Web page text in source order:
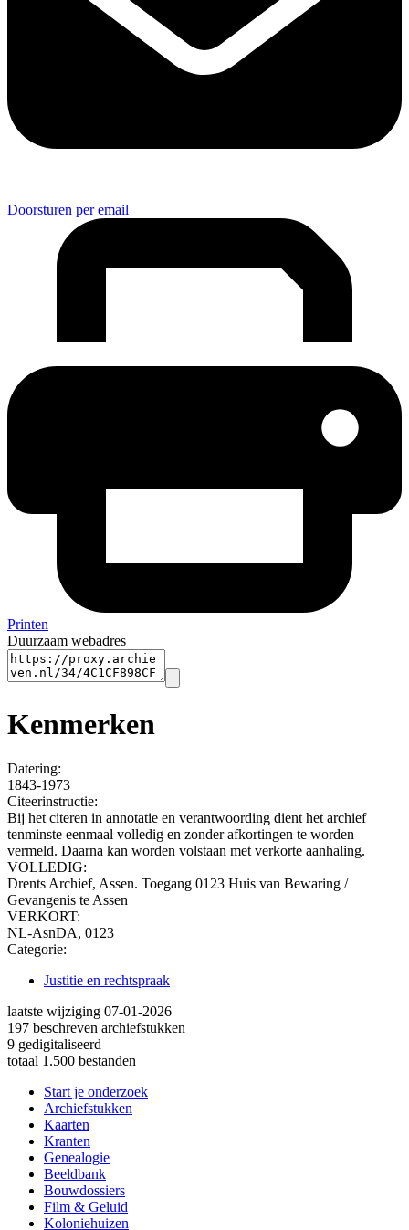
Doorsturen per email
Printen
Duurzaam webadres
Kenmerken
Datering:
1843-1973
Citeerinstructie:
Bij het citeren in annotatie en verantwoording dient het archief
tenminste eenmaal volledig en zonder afkortingen te worden
vermeld. Daarna kan worden volstaan met verkorte aanhaling.
VOLLEDIG:
Drents Archief, Assen. Toegang 0123 Huis van Bewaring /
Gevangenis te Assen
VERKORT:
NL-AsnDA, 0123
Categorie:
Justitie en rechtspraak
laatste wijziging 07-01-2026
197 beschreven archiefstukken
9 gedigitaliseerd
totaal 1.500 bestanden
Start je onderzoek
Archiefstukken
Kaarten
Kranten
Genealogie
Beeldbank
Bouwdossiers
Film & Geluid
Koloniehuizen